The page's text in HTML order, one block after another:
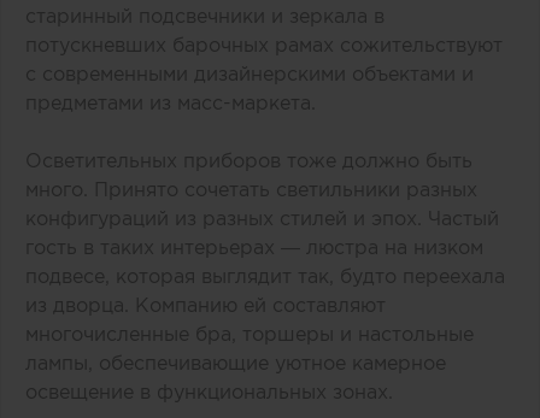
старинный подсвечники и зеркала в
потускневших барочных рамах сожительствуют
с современными дизайнерскими объектами и
предметами из масс-маркета.
Осветительных приборов тоже должно быть
много. Принято сочетать светильники разных
конфигураций из разных стилей и эпох. Частый
гость в таких интерьерах — люстра на низком
подвесе, которая выглядит так, будто переехала
из дворца. Компанию ей составляют
многочисленные бра, торшеры и настольные
лампы, обеспечивающие уютное камерное
освещение в функциональных зонах.